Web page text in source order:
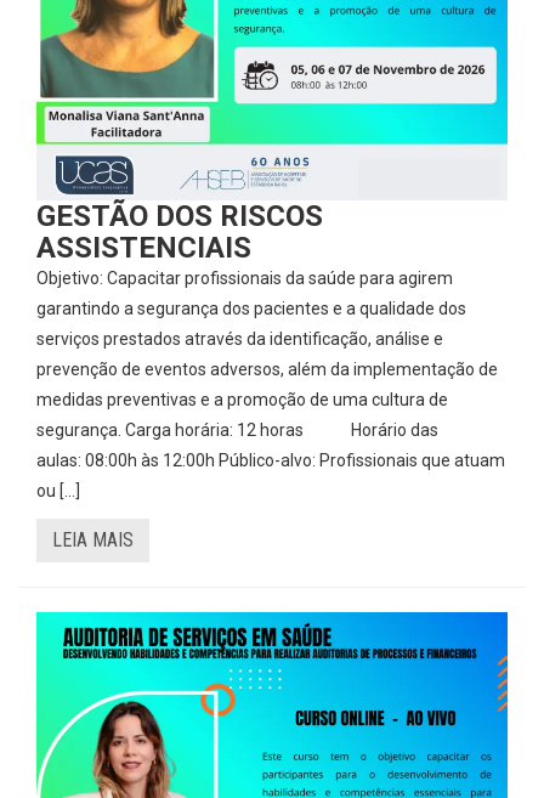
GESTÃO DOS RISCOS
ASSISTENCIAIS
Objetivo: Capacitar profissionais da saúde para agirem
garantindo a segurança dos pacientes e a qualidade dos
serviços prestados através da identificação, análise e
prevenção de eventos adversos, além da implementação de
medidas preventivas e a promoção de uma cultura de
segurança. Carga horária: 12 horas Horário das
aulas: 08:00h às 12:00h Público-alvo: Profissionais que atuam
ou […]
LEIA MAIS